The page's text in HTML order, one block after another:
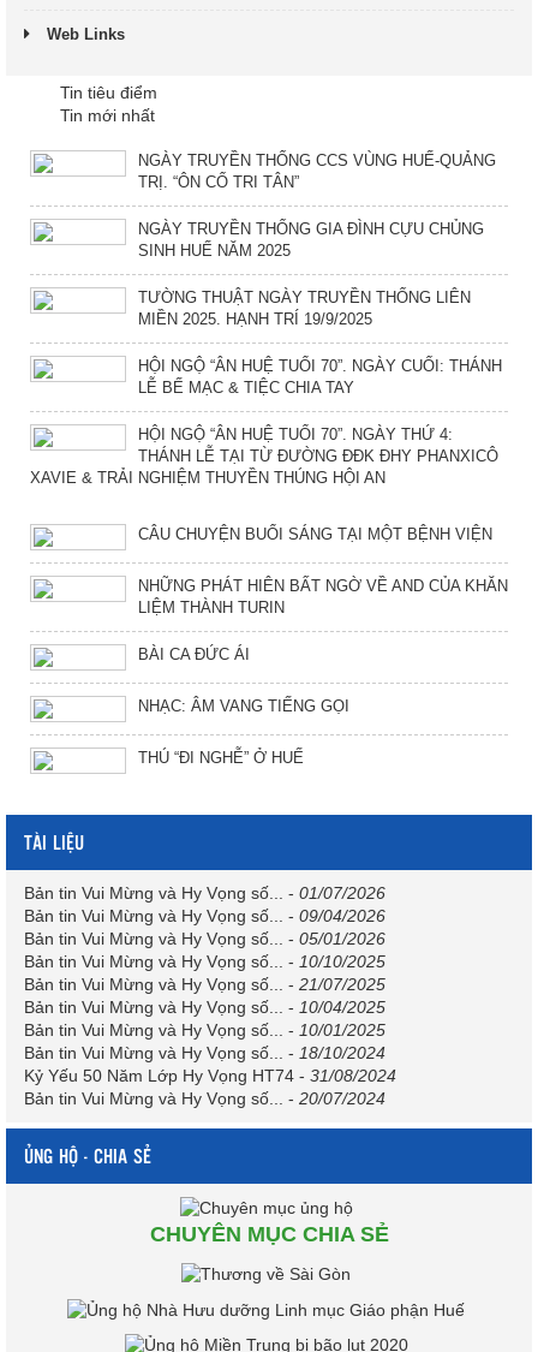
Web Links
Tin tiêu điểm
Tin mới nhất
NGÀY TRUYỀN THỐNG CCS VÙNG HUẾ-QUẢNG
TRỊ. “ÔN CỐ TRI TÂN”
NGÀY TRUYỀN THỐNG GIA ĐÌNH CỰU CHỦNG
SINH HUẾ NĂM 2025
TƯỜNG THUẬT NGÀY TRUYỀN THỐNG LIÊN
MIỀN 2025. HẠNH TRÍ 19/9/2025
HỘI NGỘ “ÂN HUỆ TUỔI 70”. NGÀY CUỐI: THÁNH
LỄ BẾ MẠC & TIỆC CHIA TAY
HỘI NGỘ “ÂN HUỆ TUỔI 70”. NGÀY THỨ 4:
THÁNH LỄ TẠI TỪ ĐƯỜNG ĐĐK ĐHY PHANXICÔ
XAVIE & TRẢI NGHIỆM THUYỀN THÚNG HỘI AN
CÂU CHUYỆN BUỔI SÁNG TẠI MỘT BỆNH VIỆN
NHỮNG PHÁT HIÊN BẤT NGỜ VỀ AND CỦA KHĂN
LIỆM THÀNH TURIN
BÀI CA ĐỨC ÁI
NHẠC: ÂM VANG TIẾNG GỌI
THÚ “ĐI NGHỄ” Ở HUẾ
TÀI LIỆU
Bản tin Vui Mừng và Hy Vọng số... - 01/07/2026
Bản tin Vui Mừng và Hy Vọng số...
- 09/04/2026
Bản tin Vui Mừng và Hy Vọng số...
- 05/01/2026
Bản tin Vui Mừng và Hy Vọng số...
- 10/10/2025
Bản tin Vui Mừng và Hy Vọng số...
- 21/07/2025
Bản tin Vui Mừng và Hy Vọng số...
- 10/04/2025
Bản tin Vui Mừng và Hy Vọng số...
- 10/01/2025
Bản tin Vui Mừng và Hy Vọng số...
- 18/10/2024
Kỷ Yếu 50 Năm Lớp Hy Vọng HT74 - 31/08/2024
Bản tin Vui Mừng và Hy Vọng số...
- 20/07/2024
ỦNG HỘ - CHIA SẺ
CHUYÊN MỤC CHIA SẺ